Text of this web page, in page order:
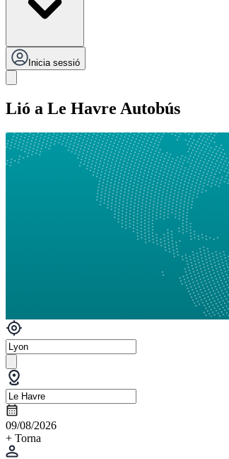
Inicia sessió
Lió a Le Havre Autobús
09/08/2026
+ Torna